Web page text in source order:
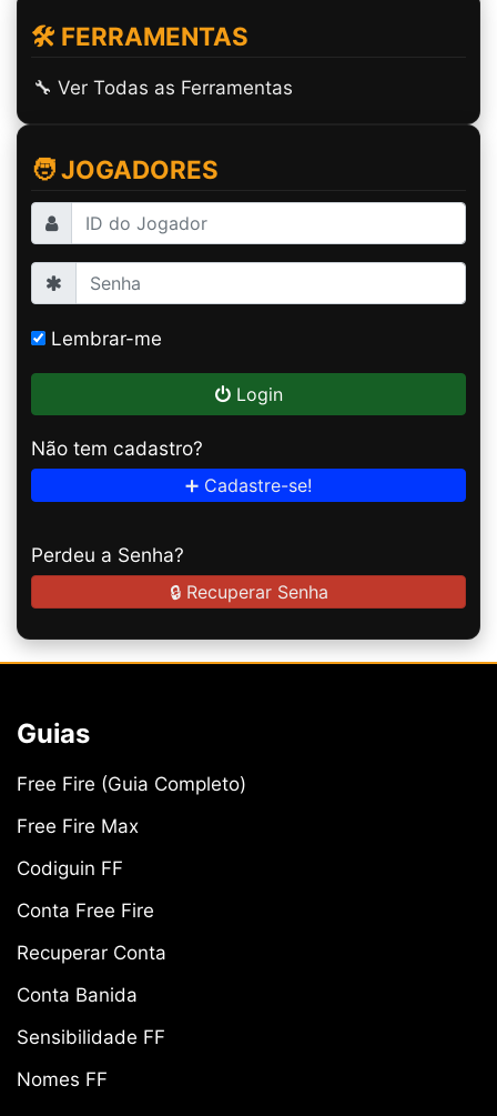
🛠️ FERRAMENTAS
🔧 Ver Todas as Ferramentas
🧑 JOGADORES
Lembrar-me
Login
Não tem cadastro?
➕ Cadastre-se!
Perdeu a Senha?
🔒 Recuperar Senha
Guias
Free Fire (Guia Completo)
Free Fire Max
Codiguin FF
Conta Free Fire
Recuperar Conta
Conta Banida
Sensibilidade FF
Nomes FF